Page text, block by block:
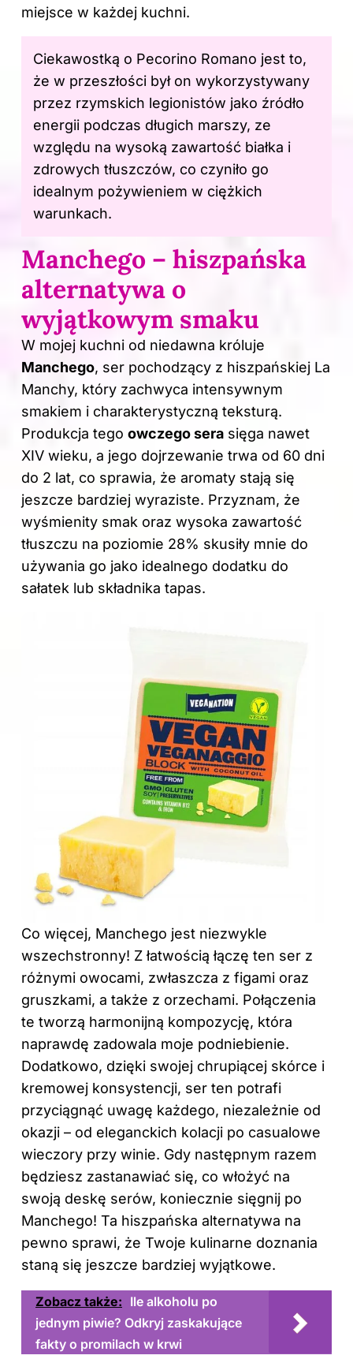
miejsce w każdej kuchni.
Ciekawostką o Pecorino Romano jest to,
że w przeszłości był on wykorzystywany
przez rzymskich legionistów jako źródło
energii podczas długich marszy, ze
względu na wysoką zawartość białka i
zdrowych tłuszczów, co czyniło go
idealnym pożywieniem w ciężkich
warunkach.
Manchego – hiszpańska
alternatywa o
wyjątkowym smaku
W mojej kuchni od niedawna króluje
Manchego, ser pochodzący z hiszpańskiej La
Manchy, który zachwyca intensywnym
smakiem i charakterystyczną teksturą.
Produkcja tego owczego sera sięga nawet
XIV wieku, a jego dojrzewanie trwa od 60 dni
do 2 lat, co sprawia, że aromaty stają się
jeszcze bardziej wyraziste. Przyznam, że
wyśmienity smak oraz wysoka zawartość
tłuszczu na poziomie 28% skusiły mnie do
używania go jako idealnego dodatku do
sałatek lub składnika tapas.
Co więcej, Manchego jest niezwykle
wszechstronny! Z łatwością łączę ten ser z
różnymi owocami, zwłaszcza z figami oraz
gruszkami, a także z orzechami. Połączenia
te tworzą harmonijną kompozycję, która
naprawdę zadowala moje podniebienie.
Dodatkowo, dzięki swojej chrupiącej skórce i
kremowej konsystencji, ser ten potrafi
przyciągnąć uwagę każdego, niezależnie od
okazji – od eleganckich kolacji po casualowe
wieczory przy winie. Gdy następnym razem
będziesz zastanawiać się, co włożyć na
swoją deskę serów, koniecznie sięgnij po
Manchego! Ta hiszpańska alternatywa na
pewno sprawi, że Twoje kulinarne doznania
staną się jeszcze bardziej wyjątkowe.
Zobacz także: Ile alkoholu po
jednym piwie? Odkryj zaskakujące
fakty o promilach w krwi